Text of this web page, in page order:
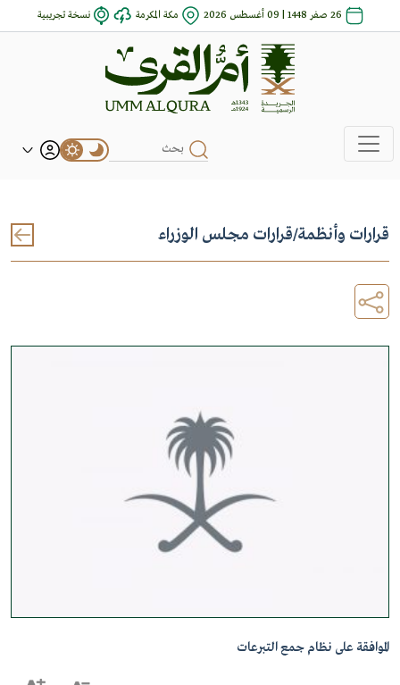
26 صفر 1448 | 09 أغسطس 2026 مكة المكرمة نسخة تجريبية
قرارات وأنظمة/قرارات مجلس الوزراء
الموافقة على نظام جمع التبرعات